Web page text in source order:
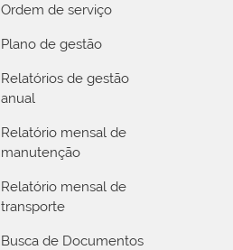
Ordem de serviço
Plano de gestão
Relatórios de gestão
anual
Relatório mensal de
manutenção
Relatório mensal de
transporte
Busca de Documentos